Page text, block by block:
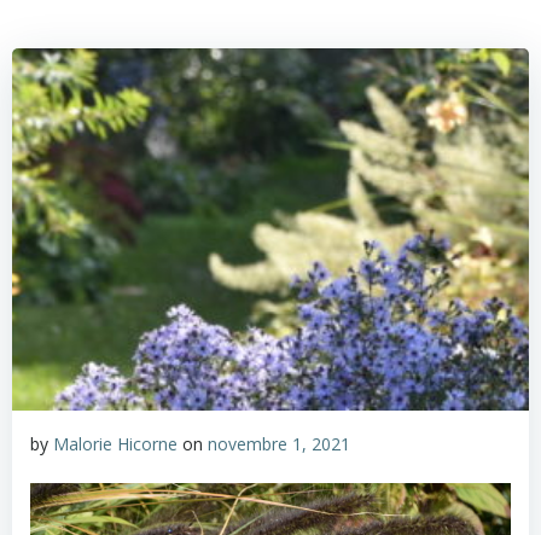
by Malorie Hicorne on novembre 1, 2021